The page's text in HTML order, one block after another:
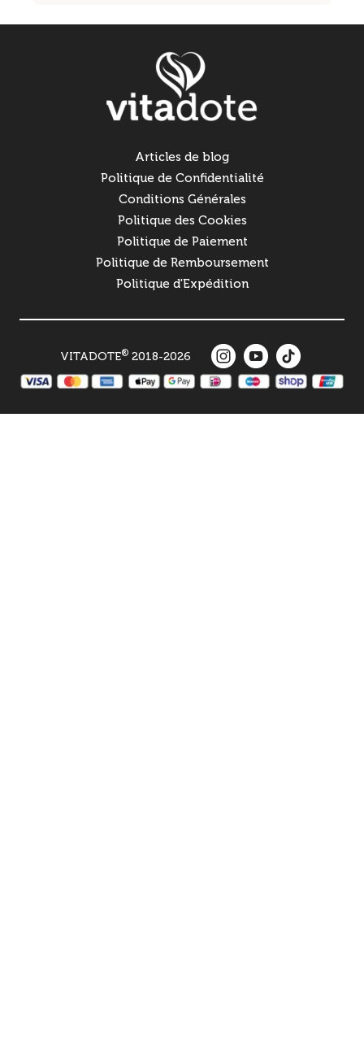
Articles de blog
Politique de Confidentialité
Conditions Générales
Politique des Cookies
Politique de Paiement
Politique de Remboursement
Politique d'Expédition
VITADOTE®2018-2026